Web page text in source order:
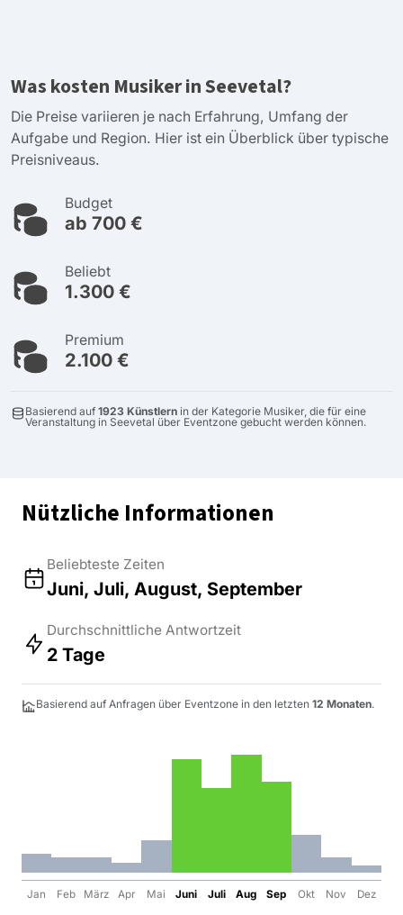
Was kosten Musiker in Seevetal?
Die Preise variieren je nach Erfahrung, Umfang der
Aufgabe und Region. Hier ist ein Überblick über typische
Preisniveaus.
Budget
ab 700 €
Beliebt
1.300 €
Premium
2.100 €
Basierend auf 1923 Künstlern in der Kategorie Musiker, die für eine
Veranstaltung in Seevetal über Eventzone gebucht werden können.
Nützliche Informationen
Beliebteste Zeiten
Juni, Juli, August, September
Durchschnittliche Antwortzeit
2 Tage
Basierend auf Anfragen über Eventzone in den letzten 12 Monaten.
Jan Feb März Apr Mai Juni Juli Aug Sep Okt Nov Dez